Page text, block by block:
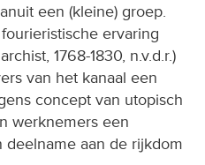
een (kleine) groep.
ervaring
1768-1830, n.v.d.r.)
van het kanaal een
concept van utopisch
werknemers een
deelname aan de rijkdom